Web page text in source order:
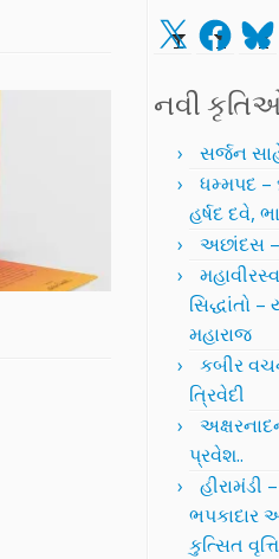
X Facebook
નવી
સર્જન
ધમ્મપદ
હર્ષદ દવે,
અછાંદસ –
સિદ્ધાંતો
મહારાજ
કબીર
ત્રિવેદી
પ્રવેશ..
ભપકાદાર
કુત્સિત વૃત્તિ